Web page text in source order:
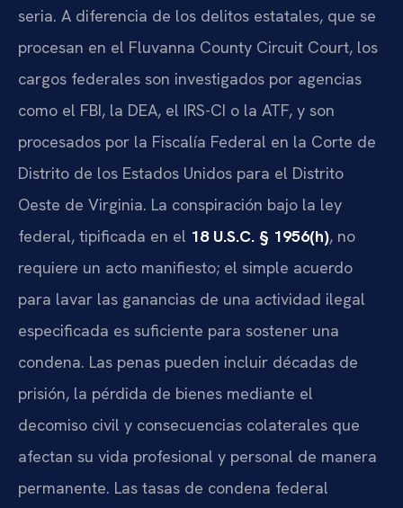
seria. A diferencia de los delitos estatales, que se
procesan en el Fluvanna County Circuit Court, los
cargos federales son investigados por agencias
como el FBI, la DEA, el IRS-CI o la ATF, y son
procesados por la Fiscalía Federal en la Corte de
Distrito de los Estados Unidos para el Distrito
Oeste de Virginia. La conspiración bajo la ley
federal, tipificada en el 18 U.S.C. § 1956(h), no
requiere un acto manifiesto; el simple acuerdo
para lavar las ganancias de una actividad ilegal
especificada es suficiente para sostener una
condena. Las penas pueden incluir décadas de
prisión, la pérdida de bienes mediante el
decomiso civil y consecuencias colaterales que
afectan su vida profesional y personal de manera
permanente. Las tasas de condena federal